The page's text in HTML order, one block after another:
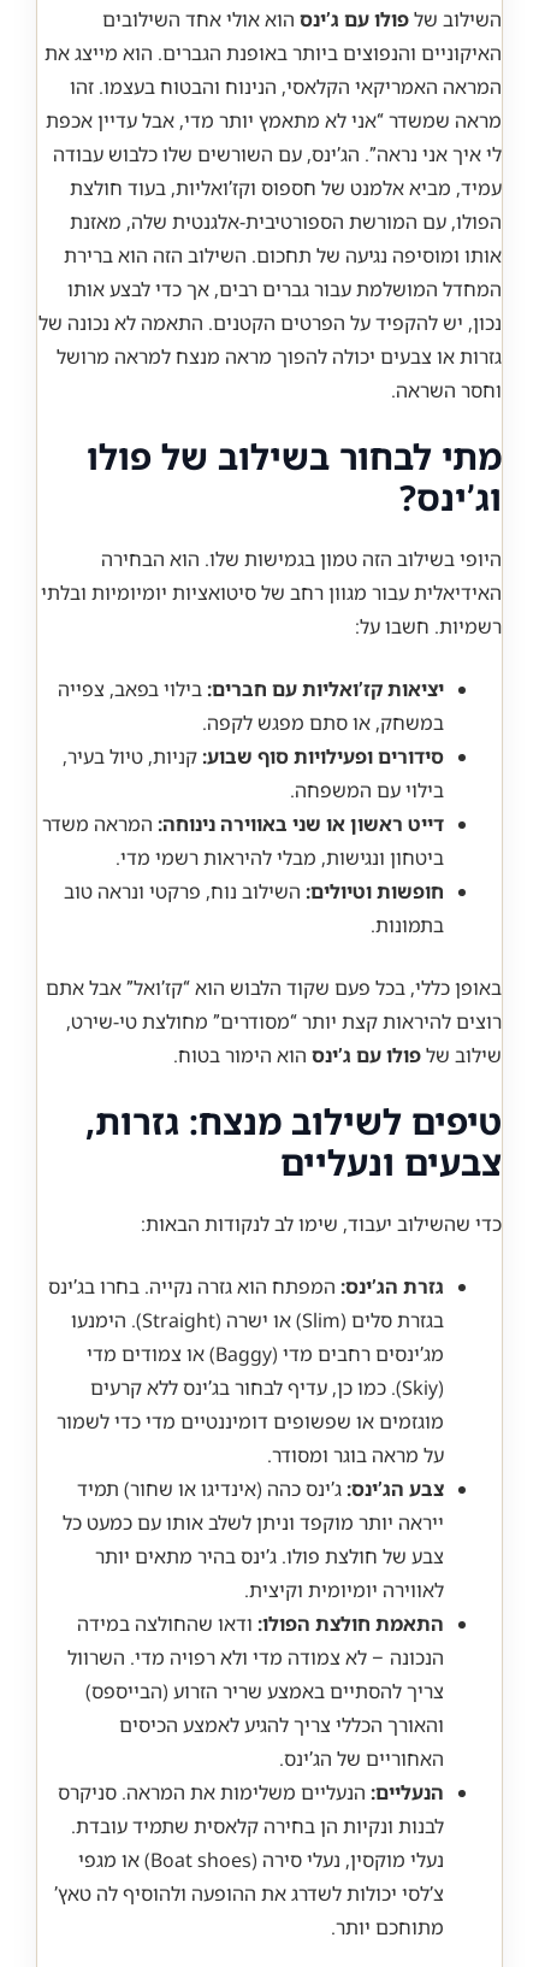
השילוב שלפולו עם ג’ינס הוא אולי אחד השילובים
האיקוניים והנפוצים ביותר באופנת הגברים. הוא מייצג את
המראה האמריקאי הקלאסי, הנינוח והבטוח בעצמו. זהו
מראה שמשדר “אני לא מתאמץ יותר מדי, אבל עדיין אכפת
לי איך אני נראה”. הג’ינס, עם השורשים שלו כלבוש עבודה
עמיד, מביא אלמנט של חספוס וקז’ואליות, בעוד חולצת
הפולו, עם המורשת הספורטיבית-אלגנטית שלה, מאזנת
אותו ומוסיפה נגיעה של תחכום. השילוב הזה הוא ברירת
המחדל המושלמת עבור גברים רבים, אך כדי לבצע אותו
נכון, יש להקפיד על הפרטים הקטנים. התאמה לא נכונה של
גזרות או צבעים יכולה להפוך מראה מנצח למראה מרושל
וחסר השראה.
מתי לבחור בשילוב של פולו
וג’ינס?
היופי בשילוב הזה טמון בגמישות שלו. הוא הבחירה
האידיאלית עבור מגוון רחב של סיטואציות יומיומיות ובלתי
רשמיות. חשבו על:
יציאות קז’ואליות עם חברים: בילוי בפאב, צפייה
במשחק, או סתם מפגש לקפה.
סידורים ופעילויות סוף שבוע: קניות, טיול בעיר,
בילוי עם המשפחה.
דייט ראשון או שני באווירה נינוחה: המראה משדר
ביטחון ונגישות, מבלי להיראות רשמי מדי.
חופשות וטיולים: השילוב נוח, פרקטי ונראה טוב
בתמונות.
באופן כללי, בכל פעם שקוד הלבוש הוא “קז’ואל” אבל אתם
רוצים להיראות קצת יותר “מסודרים” מחולצת טי-שירט,
שילוב שלפולו עם ג’ינס הוא הימור בטוח.
טיפים לשילוב מנצח: גזרות,
צבעים ונעליים
כדי שהשילוב יעבוד, שימו לב לנקודות הבאות:
גזרת הג’ינס: המפתח הוא גזרה נקייה. בחרו בג’ינס
בגזרת סלים (Slim) או ישרה (Straight). הימנעו
מג’ינסים רחבים מדי (Baggy) או צמודים מדי
(Skiy). כמו כן, עדיף לבחור בג’ינס ללא קרעים
מוגזמים או שפשופים דומיננטיים מדי כדי לשמור
על מראה בוגר ומסודר.
צבע הג’ינס: ג’ינס כהה (אינדיגו או שחור) תמיד
ייראה יותר מוקפד וניתן לשלב אותו עם כמעט כל
צבע של חולצת פולו. ג’ינס בהיר מתאים יותר
לאווירה יומיומית וקיצית.
התאמת חולצת הפולו: ודאו שהחולצה במידה
הנכונה – לא צמודה מדי ולא רפויה מדי. השרוול
צריך להסתיים באמצע שריר הזרוע (הבייספס)
והאורך הכללי צריך להגיע לאמצע הכיסים
האחוריים של הג’ינס.
הנעליים: הנעליים משלימות את המראה. סניקרס
לבנות ונקיות הן בחירה קלאסית שתמיד עובדת.
נעלי מוקסין, נעלי סירה (Boat shoes) או מגפי
צ’לסי יכולות לשדרג את ההופעה ולהוסיף לה טאץ’
מתוחכם יותר.